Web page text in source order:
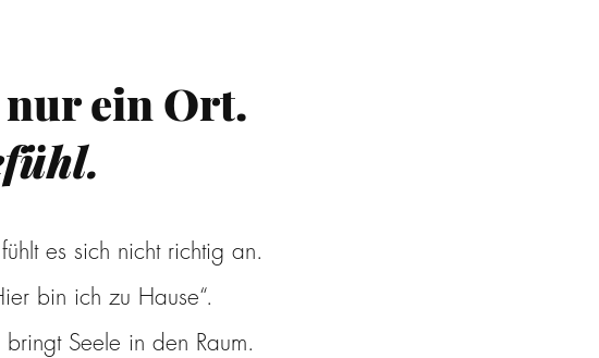
ein Ort.
es sich nicht richtig an.
bin ich zu Hause“.
Seele in den Raum.